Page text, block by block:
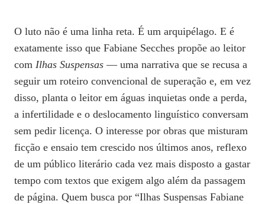
O luto não é uma linha reta. É um arquipélago. E é
exatamente isso que Fabiane Secches propõe ao leitor
com Ilhas Suspensas — uma narrativa que se recusa a
seguir um roteiro convencional de superação e, em vez
disso, planta o leitor em águas inquietas onde a perda,
a infertilidade e o deslocamento linguístico conversam
sem pedir licença. O interesse por obras que misturam
ficção e ensaio tem crescido nos últimos anos, reflexo
de um público literário cada vez mais disposto a gastar
tempo com textos que exigem algo além da passagem
de página. Quem busca por “Ilhas Suspensas Fabiane